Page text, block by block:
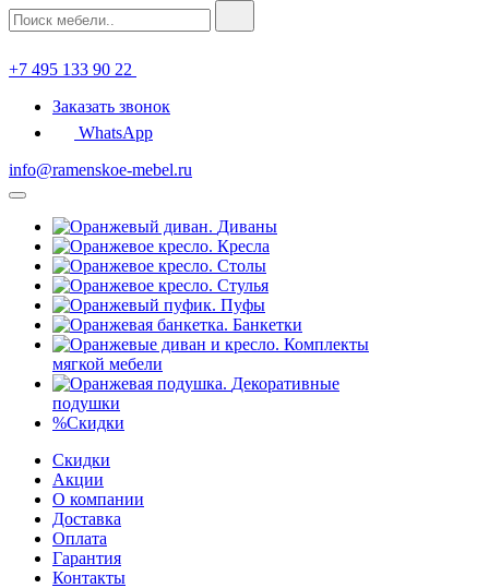
+7 495 133 90 22
Заказать звонок
WhatsApp
info@ramenskoe-mebel.ru
Диваны
Кресла
Столы
Стулья
Пуфы
Банкетки
Комплекты
мягкой мебели
Декоративные
подушки
%Скидки
Скидки
Акции
О компании
Доставка
Оплата
Гарантия
Контакты